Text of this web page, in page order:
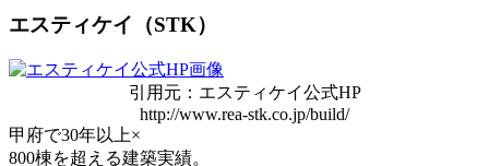
エスティケイ（STK）
引用元：エスティケイ公式HP
http://www.rea-stk.co.jp/build/
甲府で30年以上×
800棟を超える建築実績。